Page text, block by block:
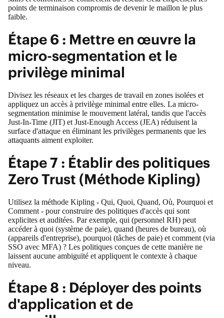
points de terminaison compromis de devenir le maillon le plus
faible.
Étape 6 : Mettre en œuvre la
micro-segmentation et le
privilège minimal
Divisez les réseaux et les charges de travail en zones isolées et
appliquez un accès à privilège minimal entre elles. La micro-
segmentation minimise le mouvement latéral, tandis que l'accès
Just-In-Time (JIT) et Just-Enough Access (JEA) réduisent la
surface d'attaque en éliminant les privilèges permanents que les
attaquants aiment exploiter.
Étape 7 : Établir des politiques
Zero Trust (Méthode Kipling)
Utilisez la méthode Kipling - Qui, Quoi, Quand, Où, Pourquoi et
Comment - pour construire des politiques d'accès qui sont
explicites et auditées. Par exemple, qui (personnel RH) peut
accéder à quoi (système de paie), quand (heures de bureau), où
(appareils d'entreprise), pourquoi (tâches de paie) et comment (via
SSO avec MFA) ? Les politiques conçues de cette manière ne
laissent aucune ambiguïté et appliquent le contexte à chaque
niveau.
Étape 8 : Déployer des points
d'application et de